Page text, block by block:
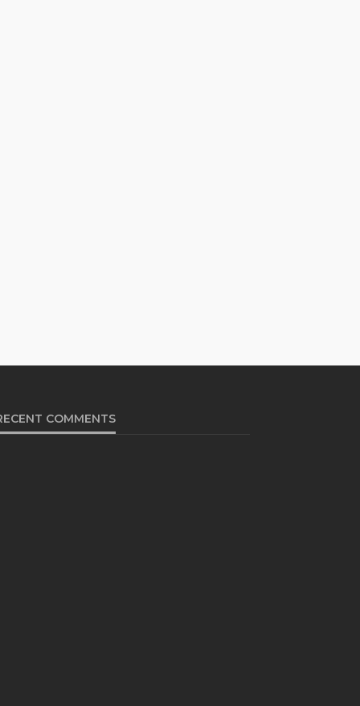
COMMENTS